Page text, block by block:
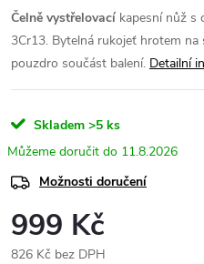
Čelně vystřelovací kapesní nůž s
3Cr13. Bytelná rukojeť hrotem
pouzdro součást balení. Detailní
Skladem >5 ks
11.8.2026
Možnosti doručení
999 Kč
826 Kč bez DPH